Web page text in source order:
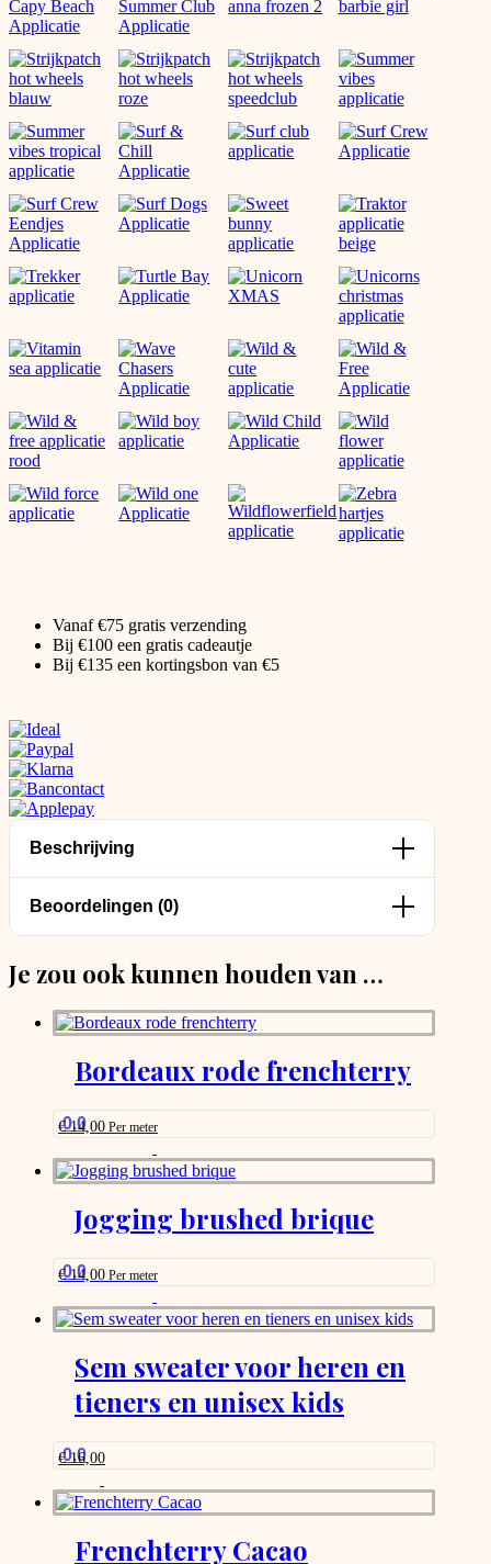
Vanaf €75 gratis verzending
Bij €100 een gratis cadeautje
Bij €135 een kortingsbon van €5
Beschrijving
Beoordelingen (0)
Je zou ook kunnen houden van …
Bordeaux rode frenchterry
0.0
€14,00 Per meter
product
has
options
that
on
the
page
Jogging brushed brique
0.0
€14,00 Per meter
product
has
options
that
be
product
page
Sem sweater voor heren en
tieners en unisex kids
0.0
€16,00
Frenchterry Cacao